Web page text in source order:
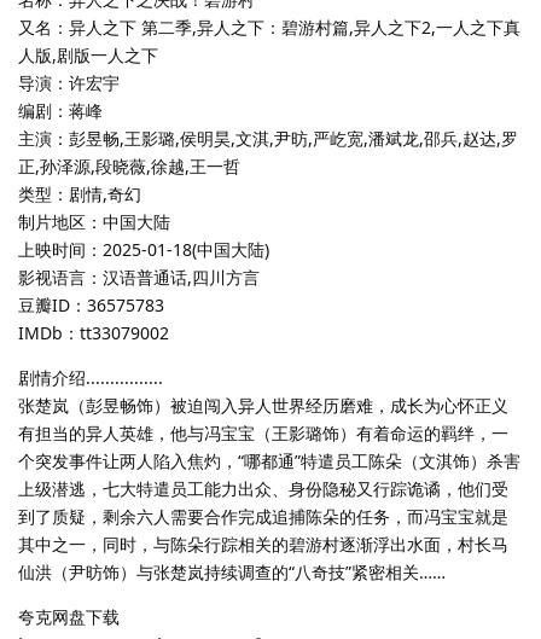
又名：异人之下 第二季,异人之下：碧游村篇,异人之下2,一人之下真
人版,剧版一人之下
导演：许宏宇
编剧：蒋峰
主演：彭昱畅,王影璐,侯明昊,文淇,尹昉,严屹宽,潘斌龙,邵兵,赵达,罗
正,孙泽源,段晓薇,徐越,王一哲
类型：剧情,奇幻
制片地区：中国大陆
上映时间：2025-01-18(中国大陆)
影视语言：汉语普通话,四川方言
豆瓣ID：36575783
IMDb：tt33079002
剧情介绍................
张楚岚（彭昱畅饰）被迫闯入异人世界经历磨难，成长为心怀正义
有担当的异人英雄，他与冯宝宝（王影璐饰）有着命运的羁绊，一
个突发事件让两人陷入焦灼，“哪都通”特遣员工陈朵（文淇饰）杀害
上级潜逃，七大特遣员工能力出众、身份隐秘又行踪诡谲，他们受
到了质疑，剩余六人需要合作完成追捕陈朵的任务，而冯宝宝就是
其中之一，同时，与陈朵行踪相关的碧游村逐渐浮出水面，村长马
仙洪（尹昉饰）与张楚岚持续调查的“八奇技”紧密相关……
夸克网盘下载